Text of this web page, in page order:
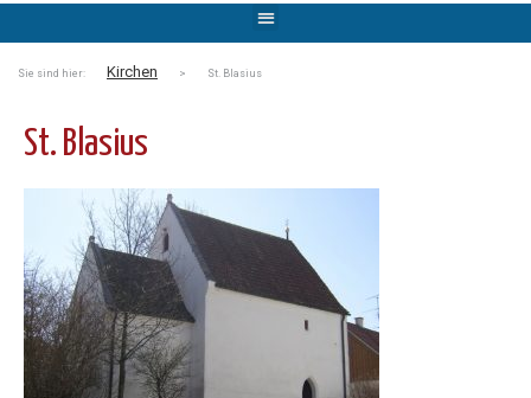
Sie sind hier: Kirchen > St. Blasius
St. Blasius